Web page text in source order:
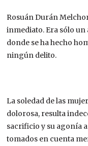
Rosuán Durán
inmediato. Era sólo
donde se ha hecho
ningún delito.
La soledad de las
dolorosa, resulta
sacrificio y su agonía
tomados en cuenta